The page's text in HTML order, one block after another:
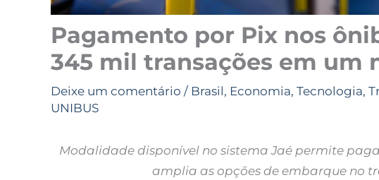
Pagamento por Pix nos
345 mil transações em um
Deixe um comentário / Brasil, Economia, Tecnologia,
UNIBUS
Modalidade disponível no sistema Jaé permite
amplia as opções de embarque no